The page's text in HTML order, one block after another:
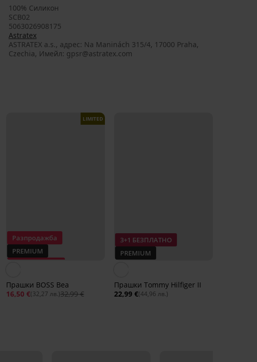
100% Силикон
SCB02
5063026908175
Astratex
ASTRATEX a.s., aдрес: Na Maninách 315/4, 17000 Praha,
Czechia, Имейл: gpsr@astratex.com
Разпродажба
PREMIUM
LIMITED
Прашки BOSS Bea
16,50 €(32,27 лв.)32,99 €
3+1 БЕЗПЛАТНО
PREMIUM
Прашки Tommy Hilfiger II
22,99 €(44,96 лв.)